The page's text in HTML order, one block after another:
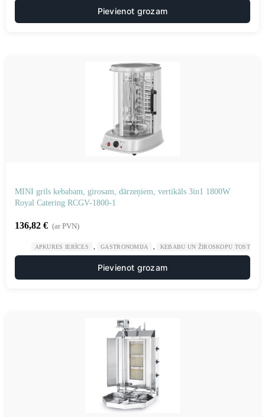
Pievienot grozam
MINI grils kebabam, girosam, dārzeņiem, vertikāls 3in1 1800W
Royal Catering RCGV-1800-1
136,82 € (ar PVN)
APKURES IERĪCES GASTRONOMIJA KEBABU UN ŽIROSKOPU TOSTERI
Pievienot grozam